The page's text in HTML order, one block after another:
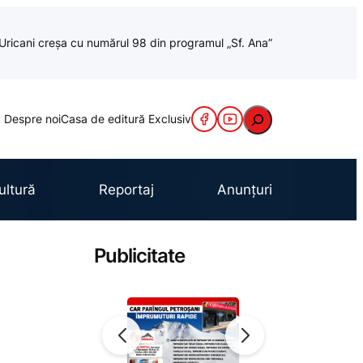
creșa cu numărul 98 din programul „Sf. Ana”
Despre noiCasa de editură Exclusiv Caută
Reportaj Anunțuri
Publicitate